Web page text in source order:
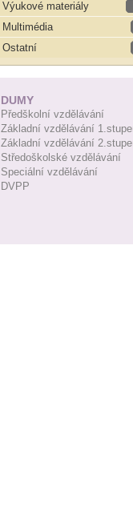
Výukové materiály
Multimédia
Ostatní
DUMY
Předškolní vzdělávání
Základní vzdělávání
Základní vzdělávání
Středoškolské vzdělávání
Speciální vzdělávání
DVPP